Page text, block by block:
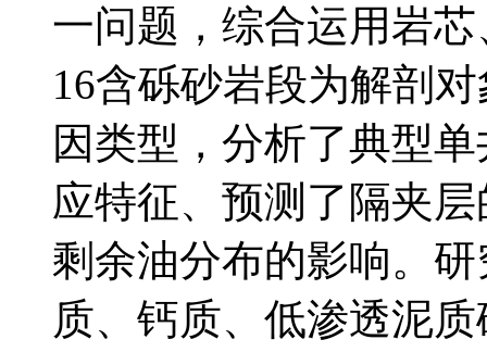
一问题，综合运用岩
16含砾砂岩段为解剖
因类型，分析了典型
应特征、预测了隔夹
剩余油分布的影响。
质、钙质、低渗透泥